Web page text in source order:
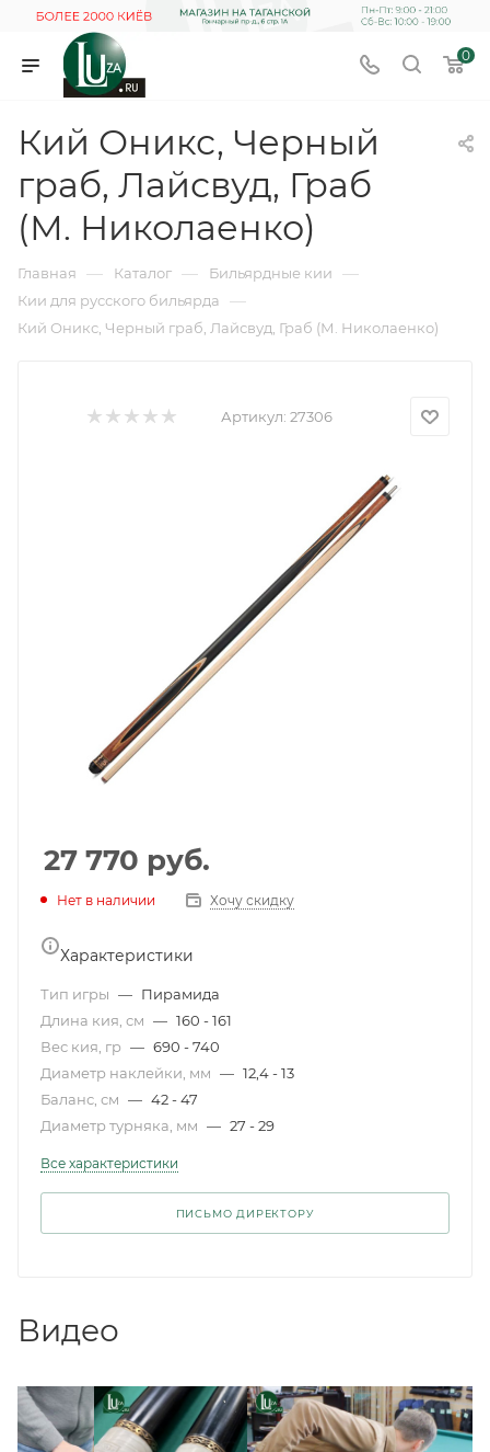
0
Кий Оникс, Черный
граб, Лайсвуд, Граб
(М. Николаенко)
Главная — Каталог — Бильярдные кии —
Кии для русского бильярда —
Кий Оникс, Черный граб, Лайсвуд, Граб (М. Николаенко)
Артикул: 27306
27 770 руб.
Нет в наличии Хочу скидку
Характеристики
Тип игры — Пирамида
Длина кия, см — 160 - 161
Вес кия, гр — 690 - 740
Диаметр наклейки, мм — 12,4 - 13
Баланс, см — 42 - 47
Диаметр турняка, мм — 27 - 29
Все характеристики
ПИСЬМО ДИРЕКТОРУ
Видео